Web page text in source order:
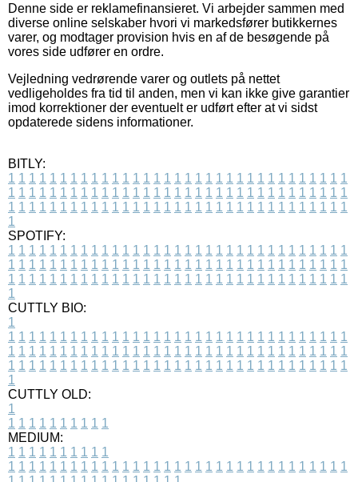
Denne side er reklamefinansieret. Vi arbejder sammen med
diverse online selskaber hvori vi markedsfører butikkernes
varer, og modtager provision hvis en af de besøgende på
vores side udfører en ordre.
Vejledning vedrørende varer og outlets på nettet
vedligeholdes fra tid til anden, men vi kan ikke give garantier
imod korrektioner der eventuelt er udført efter at vi sidst
opdaterede sidens informationer.
BITLY:
1 1 1 1 1 1 1 1 1 1 1 1 1 1 1 1 1 1 1 1 1 1 1 1 1 1 1 1 1 1 1 1 1
1 1 1 1 1 1 1 1 1 1 1 1 1 1 1 1 1 1 1 1 1 1 1 1 1 1 1 1 1 1 1 1 1
1 1 1 1 1 1 1 1 1 1 1 1 1 1 1 1 1 1 1 1 1 1 1 1 1 1 1 1 1 1 1 1 1
1
SPOTIFY:
1 1 1 1 1 1 1 1 1 1 1 1 1 1 1 1 1 1 1 1 1 1 1 1 1 1 1 1 1 1 1 1 1
1 1 1 1 1 1 1 1 1 1 1 1 1 1 1 1 1 1 1 1 1 1 1 1 1 1 1 1 1 1 1 1 1
1 1 1 1 1 1 1 1 1 1 1 1 1 1 1 1 1 1 1 1 1 1 1 1 1 1 1 1 1 1 1 1 1
1
CUTTLY BIO:
1
1 1 1 1 1 1 1 1 1 1 1 1 1 1 1 1 1 1 1 1 1 1 1 1 1 1 1 1 1 1 1 1 1
1 1 1 1 1 1 1 1 1 1 1 1 1 1 1 1 1 1 1 1 1 1 1 1 1 1 1 1 1 1 1 1 1
1 1 1 1 1 1 1 1 1 1 1 1 1 1 1 1 1 1 1 1 1 1 1 1 1 1 1 1 1 1 1 1 1
1
CUTTLY OLD:
1
1 1 1 1 1 1 1 1 1 1
MEDIUM:
1 1 1 1 1 1 1 1 1 1
1 1 1 1 1 1 1 1 1 1 1 1 1 1 1 1 1 1 1 1 1 1 1 1 1 1 1 1 1 1 1 1 1